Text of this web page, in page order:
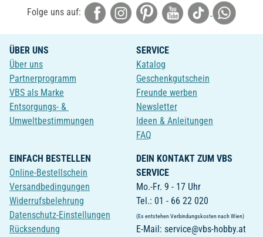
Folge uns auf:
ÜBER UNS
Über uns
Partnerprogramm
VBS als Marke
Entsorgungs- &
Umweltbestimmungen
SERVICE
Katalog
Geschenkgutschein
Freunde werben
Newsletter
Ideen & Anleitungen
FAQ
EINFACH BESTELLEN
Online-Bestellschein
Versandbedingungen
Widerrufsbelehrung
Datenschutz-Einstellungen
Rücksendung
DEIN KONTAKT ZUM VBS
SERVICE
Mo.-Fr. 9 - 17 Uhr
Tel.: 01 - 66 22 020
(Es entstehen Verbindungskosten nach Wien)
E-Mail: service@vbs-hobby.at